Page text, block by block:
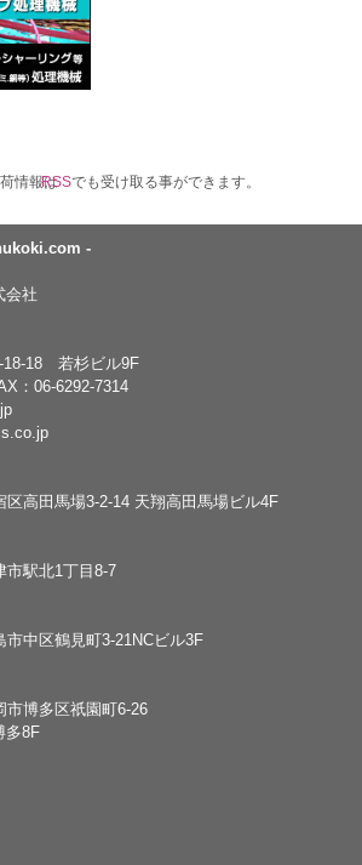
情報はRSSでも受け取る事ができます。
-
社
18-18 若杉ビル9F
：06-6292-7314
高田馬場3-2-14 天翔高田馬場ビル4F
駅北1丁目8-7
中区鶴見町3-21NCビル3F
博多区祇園町6-26
多8F